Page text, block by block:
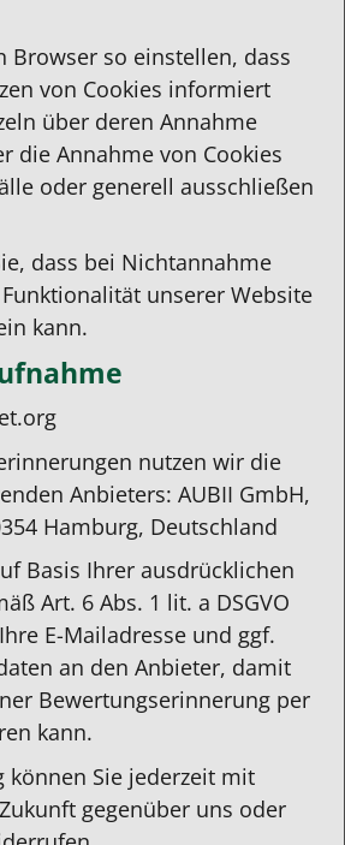
Browser so einstellen, dass
von Cookies informiert
über deren Annahme
die Annahme von Cookies
oder generell ausschließen
dass bei Nichtannahme
unserer Website
kann.
nutzen wir die
Anbieters: AUBII GmbH,
Hamburg, Deutschland
Basis Ihrer ausdrücklichen
Art. 6 Abs. 1 lit. a DSGVO
E-Mailadresse und ggf.
an den Anbieter, damit
Bewertungserinnerung per
kann.
können Sie jederzeit mit
gegenüber uns oder